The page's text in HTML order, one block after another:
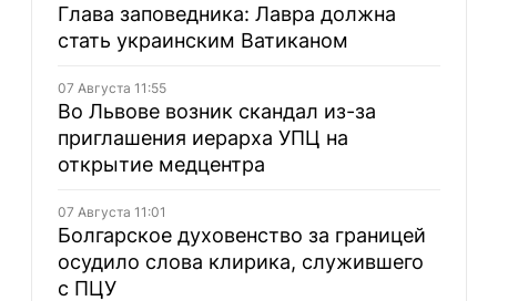
Глава заповедника: Лавра должна
стать украинским Ватиканом
07 Августа 11:55
Во Львове возник скандал из-за
приглашения иерарха УПЦ на
открытие медцентра
07 Августа 11:01
Болгарское духовенство за границей
осудило слова клирика, служившего
с ПЦУ